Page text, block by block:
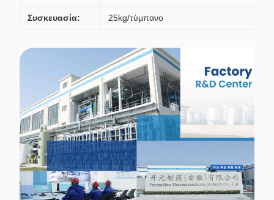
Συσκευασία: 25kg/τύμπανο